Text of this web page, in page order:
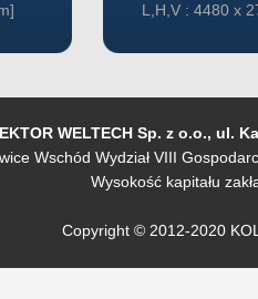
L,H,V : 4480 x
WELTECH Sp. z o.o., ul.
Wschód Wydział VIII
Wysokość kapitału
Copyright © 2012-2020